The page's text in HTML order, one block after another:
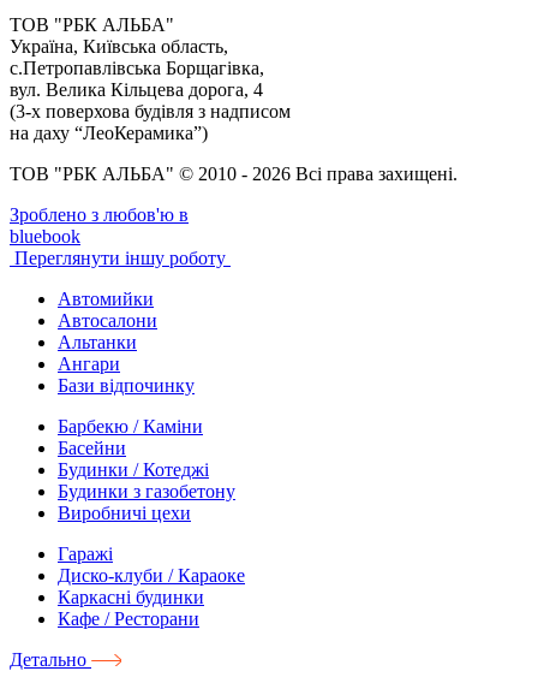
ТОВ "РБК АЛЬБА"
Україна, Київська область,
с.Петропавлівська Борщагівка,
вул. Велика Кільцева дорога, 4
(3-х поверхова будівля з надписом
на даху “ЛеоКерамика”)
ТОВ "РБК АЛЬБА" © 2010 - 2026 Всі права захищені.
Зроблено з любов'ю в
bluebook
Переглянути іншу роботу
Автомийки
Автосалони
Альтанки
Ангари
Бази відпочинку
Барбекю / Каміни
Басейни
Будинки / Котеджі
Будинки з газобетону
Виробничі цехи
Гаражі
Диско-клуби / Караоке
Каркасні будинки
Кафе / Ресторани
Детально